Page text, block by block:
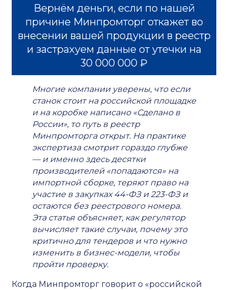
Вернём деньги, если по нашей
причине Минпромторг откажет во
внесении вашей продукции в реестр
и застрахуем данные от утечки на
30 000 000 ₽
Многие компании уверены, что если
станок стоит на российской площадке
и на коробке написано «Сделано в
России», то путь в реестр
Минпромторга открыт. На практике
экспертиза смотрит гораздо глубже
— и именно здесь десятки
производителей «попадаются» на
импортной сборке, теряют право на
участие в закупках 44-ФЗ и 223-ФЗ и
остаются без реестрового номера.
Эта статья объясняет, как регулятор
вычисляет такие случаи, почему это
критично для тендеров и что нужно
изменить в бизнес-модели, чтобы
пройти проверку.
Когда Минпромторг говорит о «российской